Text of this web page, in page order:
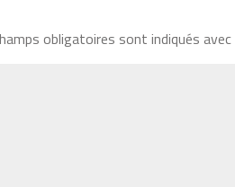
obligatoires sont indiqués avec